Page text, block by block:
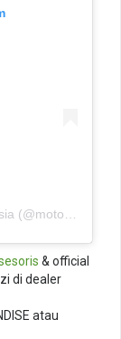
A post shared by Motoplex Medan Indonesia (@motoplexindo)
& official
di dealer
atau